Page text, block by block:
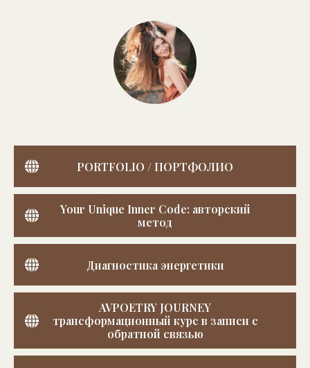
PORTFOLIO / ПОРТФОЛИО
Your Unique Inner Code: авторский
метод
Диагностика энергетики
AVPOETRY JOURNEY
трансформационный курс в записи с
обратной связью